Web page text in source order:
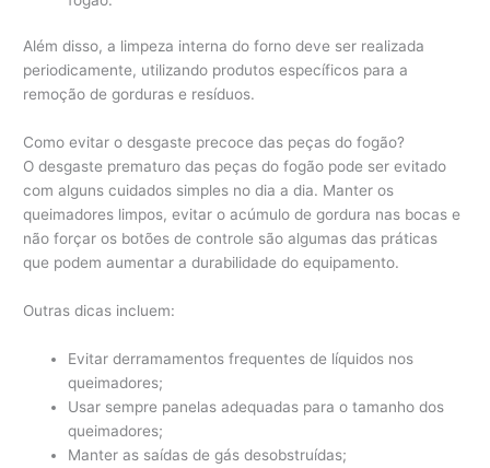
Além disso, a limpeza interna do forno deve ser realizada
periodicamente, utilizando produtos específicos para a
remoção de gorduras e resíduos.
Como evitar o desgaste precoce das peças do fogão?
O desgaste prematuro das peças do fogão pode ser evitado
com alguns cuidados simples no dia a dia. Manter os
queimadores limpos, evitar o acúmulo de gordura nas bocas e
não forçar os botões de controle são algumas das práticas
que podem aumentar a durabilidade do equipamento.
Outras dicas incluem:
Evitar derramamentos frequentes de líquidos nos
queimadores;
Usar sempre panelas adequadas para o tamanho dos
queimadores;
Manter as saídas de gás desobstruídas;